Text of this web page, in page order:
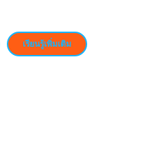
เรียนรู้เพิ่มเติม